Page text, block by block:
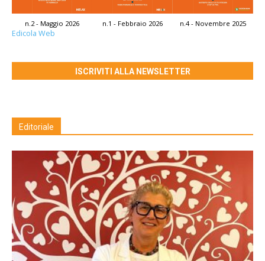
n.2 - Maggio 2026 n.1 - Febbraio 2026 n.4 - Novembre 2025
Edicola Web
ISCRIVITI ALLA NEWSLETTER
Editoriale